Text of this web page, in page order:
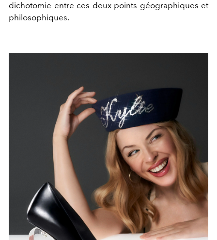
dichotomie entre ces deux points géographiques et
philosophiques.